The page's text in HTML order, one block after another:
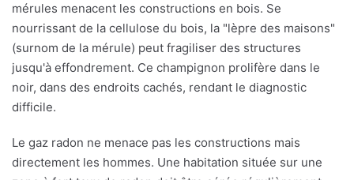
mérules menacent les constructions en bois. Se
nourrissant de la cellulose du bois, la "lèpre des maisons"
(surnom de la mérule) peut fragiliser des structures
jusqu'à effondrement. Ce champignon prolifère dans le
noir, dans des endroits cachés, rendant le diagnostic
difficile.
Le gaz radon ne menace pas les constructions mais
directement les hommes. Une habitation située sur une